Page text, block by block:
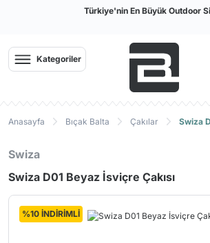
Türkiye'nin En Büyük Outdoor
Kategoriler
Anasayfa Bıçak Balta Çakılar Swiza
Swiza
Swiza D01 Beyaz İsviçre Çakısı
%10 İNDİRİMLİ